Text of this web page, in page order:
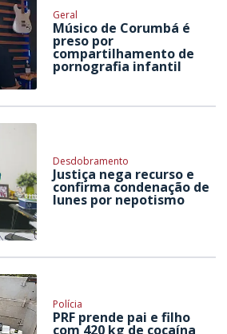
Geral
Músico de Corumbá é
preso por
compartilhamento de
pornografia infantil
Desdobramento
Justiça nega recurso e
confirma condenação de
Iunes por nepotismo
Polícia
PRF prende pai e filho
com 420 kg de cocaína